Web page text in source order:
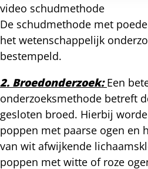
video schudmethode
De schudmethode met
het wetenschappelijk
bestempeld.
2. Broedonderzoek: Een
onderzoeksmethode betreft
gesloten broed. Hierbij
poppen met paarse ogen en
van wit afwijkende
poppen met witte of roze